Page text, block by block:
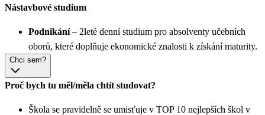
Nástavbové studium
Podnikání– 2leté denní studium pro absolventy učebních
oborů, které doplňuje ekonomické znalosti k získání maturity.
Chci sem?
Proč bych tu měl/měla chtít studovat?
Škola se pravidelně se umisťuje v TOP 10 nejlepších škol v